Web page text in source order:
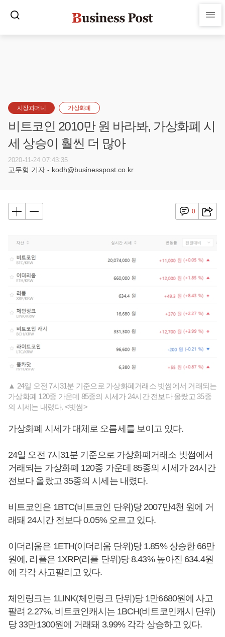
시장과머니 가상화폐
비트코인 2010만 원 바라봐, 가상화폐 시
세 상승이 훨씬 더 많아
2020-11-24 07:43:35
고두형 기자 - kodh@businesspost.co.kr
0
▲ 24일 오전 7시31분 기준으로 가상화폐거래소 빗썸에서 거래되는
가상화폐 120종 가운데 85종의 시세가 24시간 전보다 올랐고 35종
의 시세는 내렸다. <빗썸>
가상화폐 시세가 대체로 오름세를 보이고 있다.
24일 오전 7시31분 기준으로 가상화폐거래소 빗썸에서
거래되는 가상화폐 120종 가운데 85종의 시세가 24시간
전보다 올랐고 35종의 시세는 내렸다.
비트코인은 1BTC(비트코인 단위)당 2007만4천 원에 거
래돼 24시간 전보다 0.05% 오르고 있다.
이더리움은 1ETH(이더리움 단위)당 1.85% 상승한 66만
원에, 리플은 1XRP(리플 단위)당 8.43% 높아진 634.4원
에 각각 사고팔리고 있다.
체인링크는 1LINK(체인링크 단위)당 1만6680원에 사고
팔려 2.27%, 비트코인캐시는 1BCH(비트코인캐시 단위)
당 33만1300원에 거래돼 3.99% 각각 상승하고 있다.